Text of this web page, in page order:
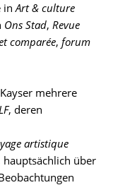
inArt & culture
Ons Stad, Revue
comparée, forum
mehrere
, deren
artistique
über